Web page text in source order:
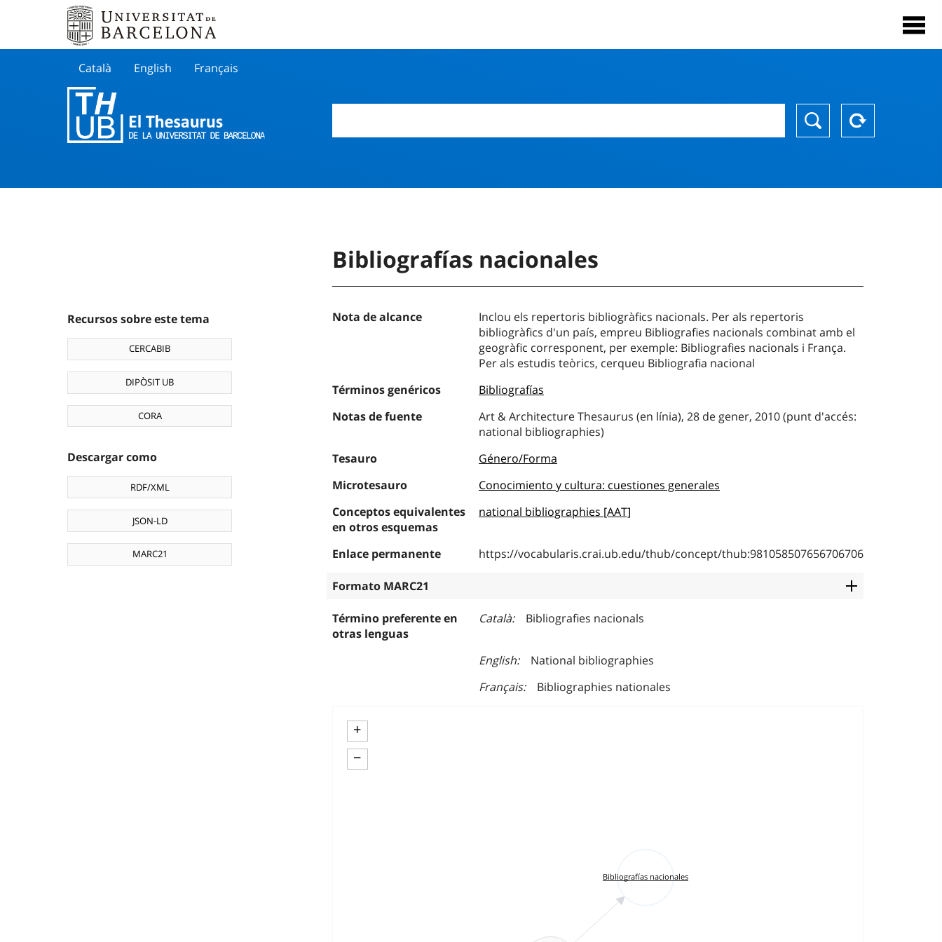
Català English Français
Recursos sobre este tema
CERCABIB
DIPÒSIT UB
CORA
Descargar como
RDF/XML
JSON-LD
MARC21
Bibliografías nacionales
Nota de alcance
Inclou els repertoris bibliogràfics nacionals. Per als repertoris
bibliogràfics d'un país, empreu Bibliografies nacionals combinat amb el
geogràfic corresponent, per exemple: Bibliografies nacionals i França.
Per als estudis teòrics, cerqueu Bibliografia nacional
Términos genéricos
Bibliografías
Notas de fuente
Art & Architecture Thesaurus (en línia), 28 de gener, 2010 (punt d'accés:
national bibliographies)
Tesauro
Género/Forma
Microtesauro
Conocimiento y cultura: cuestiones generales
Conceptos equivalentes
en otros esquemas
national bibliographies [AAT]
Enlace permanente https://vocabularis.crai.ub.edu/thub/concept/thub:981058507656706706
Formato MARC21
Término preferente en
otras lenguas
Català Bibliografies nacionals
English
National bibliographies
Français
Bibliographies nationales
+
−
Bibliografías nacionales